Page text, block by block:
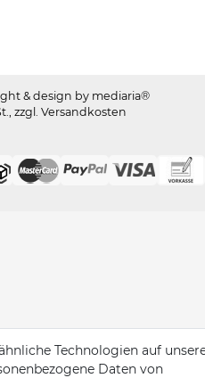
& design by mediaria®
zzgl. Versandkosten
Technologien auf
Daten von